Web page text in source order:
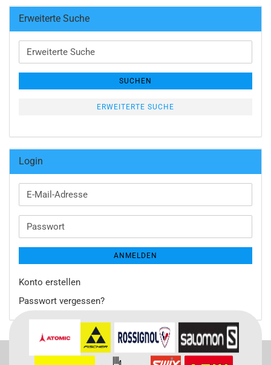
Erweiterte Suche
Erweiterte
Suche
SUCHEN
ERWEITERTE SUCHE
Login
E-
Mail-
Passwort
ANMELDEN
Konto erstellen
Passwort vergessen?